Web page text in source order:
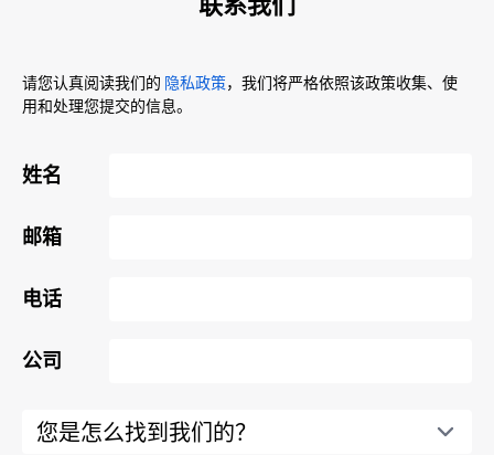
请您认真阅读我们的 隐私政策，我们将严格依照该政策收集、使
用和处理您提交的信息。
姓名
邮箱
电话
公司